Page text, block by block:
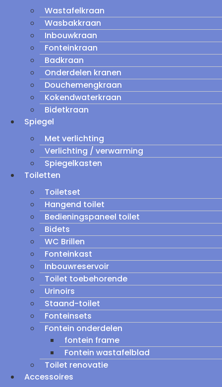
Wastafelkraan
Wasbakkraan
Inbouwkraan
Fonteinkraan
Badkraan
Onderdelen kranen
Douchemengkraan
Kokendwaterkraan
Bidetkraan
Spiegel
Met verlichting
Verlichting / verwarming
Spiegelkasten
Toiletten
Toiletset
Hangend toilet
Bedieningspaneel toilet
Bidets
WC Brillen
Fonteinkast
Inbouwreservoir
Toilet toebehorende
Urinoirs
Staand-toilet
Fonteinsets
Fontein onderdelen
fontein frame
Fontein wastafelblad
Toilet renovatie
Accessoires